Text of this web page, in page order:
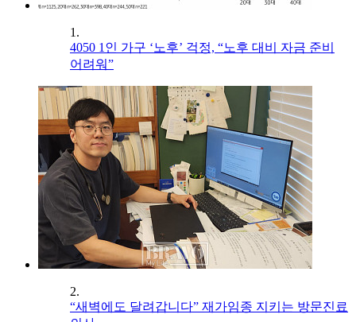
1.
4050 1인 가구 ‘노후’ 걱정, “노후 대비 자금 준비
어려워”
2.
“새벽에도 달려갑니다” 재가임종 지키는 방문진료